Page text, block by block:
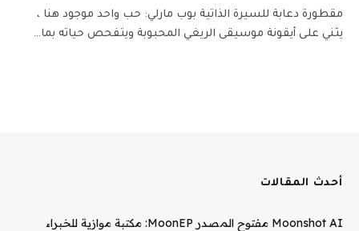
مقطورة دعابة للسيرة الذاتية بوب مارلي: حب واحد موجود هنا ،
يثني على أيقونة موسيقى الريغي المحبوبة ويتفحص حياته بما…
أحدث المقالات
Moonshot AI مفتوح المصدر MoonEP: مكتبة موازية للخبراء